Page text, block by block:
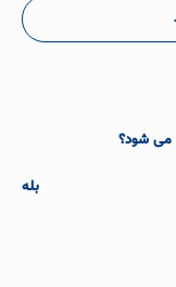
می شود؟
بله